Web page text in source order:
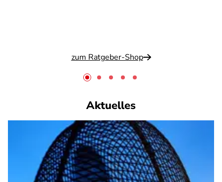
zum Ratgeber-Shop
Aktuelles